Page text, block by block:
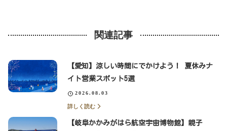
関連記事
【愛知】涼しい時間にでかけよう！ 夏休みナ
イト営業スポット5選
2026.08.03
詳しく読む
【岐阜かかみがはら航空宇宙博物館】親子